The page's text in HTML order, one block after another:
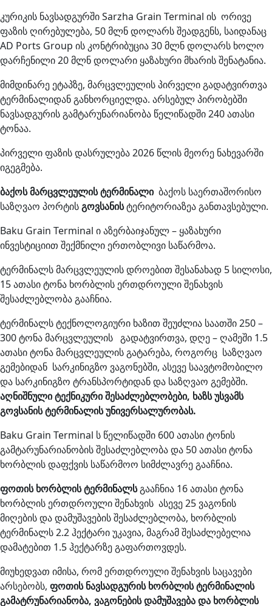
კურიკის ნავსადგურში Sarzha Grain Terminal ის ორივე
ფაზის ღირებულება, 50 მლნ დოლარს შეადგენს, საიდანაც
AD Ports Group ის კონტრიბუცია 30 მლნ დოლარს ხოლო
დარჩენილი 20 მლნ დოლარი ყაზახური მხარის შენატანია.
მიმდინარე ეტაპზე, მარცვლეულის პირველი გადატვირთვა
ტერმინალიდან განხორციელდა. არსებულ პირობებში
ნავსადგურის გამტარუნარიანობა წელიწადში 240 ათასი
ტონაა.
პირველი ფაზის დასრულება 2026 წლის მეორე ნახევარში
იგეგმება.
ბაქოს მარცვლეულის ტერმინალიბაქოს საერთაშორისო
საზღვაო პორტისგოვსანისტერიტორიაზეა განთავსებული.
Baku Grain Terminal ი აზერბაიჯანულ – ყაზახური
ინვესტიციით შექმნილი ერთობლივი საწარმოა.
ტერმინალს მარცვლეულის დროებით შესანახად 5 სილოსი,
15 ათასი ტონა ხორბლის ერთდროული შენახვის
შესაძლებლობა გააჩნია.
ტერმინალს ტექნოლოგიური ხაზით შეუძლია საათში 250 –
300 ტონა მარცვლეულის გადატვირთვა, დღე – ღამეში 1.5
ათასი ტონა მარცვლეულის გატარება, როგორც საზღვაო
გემებიდან სარკინიგზო ვაგონებში, ასევე საავტომობილო
და სარკინიგზო ტრანსპორტიდან და საზღვაო გემებში.
აღნიშნული ტექნიკური შესაძლებლობები, ხაზს უსვამს
გოვსანის ტერმინალის უნივერსალურობას.
Baku Grain Terminal ს წელიწადში 600 ათასი ტონის
გამტარუნარიანობის შესაძლებლობა და 50 ათასი ტონა
ხორბლის დაფქვის საწარმოო სიმძლავრე გააჩნია.
ფოთის ხორბლის ტერმინალსგააჩნია 16 ათასი ტონა
ხორბლის ერთდროული შენახვის ასევე 25 ვაგონის
მიღების და დამუშავების შესაძლებლობა, ხორბლის
ტერმინალს 2.2 ჰექტარი უკავია, მაგრამ შესაძლებელია
დამატებით 1.5 ჰექტარზე გაფართოვდეს.
მიუხედვათ იმისა, რომ ერთდროული შენახვის საცავები
არსებობს, ფოთის ნავსადგურის ხორბლის ტერმინალის
გამატრუნარიანობა, ვაგონების დამუშავება და ხორბლის